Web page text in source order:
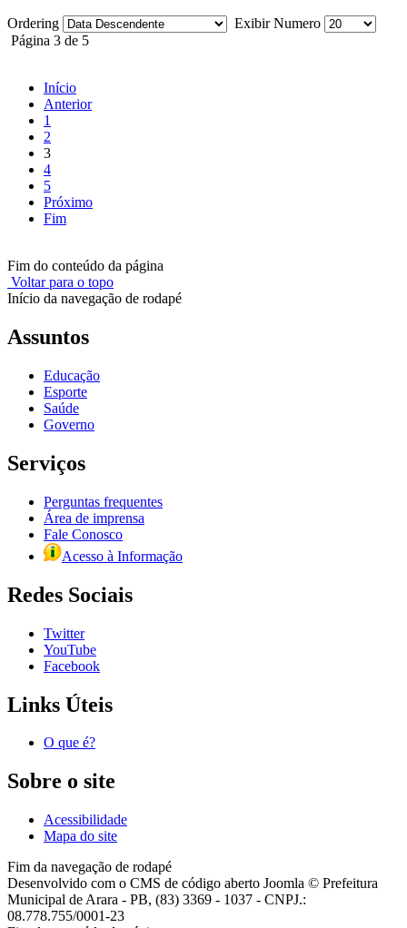
Ordering
Exibir Numero
Página 3 de 5
Início
Anterior
1
2
3
4
5
Próximo
Fim
Fim do conteúdo da página
Voltar para o topo
Início da navegação de rodapé
Assuntos
Educação
Esporte
Saúde
Governo
Serviços
Perguntas frequentes
Área de imprensa
Fale Conosco
Acesso à Informação
Redes Sociais
Twitter
YouTube
Facebook
Links Úteis
O que é?
Sobre o site
Acessibilidade
Mapa do site
Fim da navegação de rodapé
Desenvolvido com o CMS de código aberto Joomla © Prefeitura
Municipal de Arara - PB, (83) 3369 - 1037 - CNPJ.:
08.778.755/0001-23